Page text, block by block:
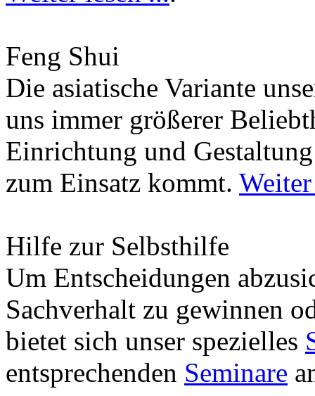
Feng Shui
Die asiatische Variante
uns immer größerer
Einrichtung und
zum Einsatz kommt.
Hilfe zur Selbsthilfe
Um Entscheidungen
Sachverhalt zu gewinnen
bietet sich unser spezielles
entsprechenden Seminare